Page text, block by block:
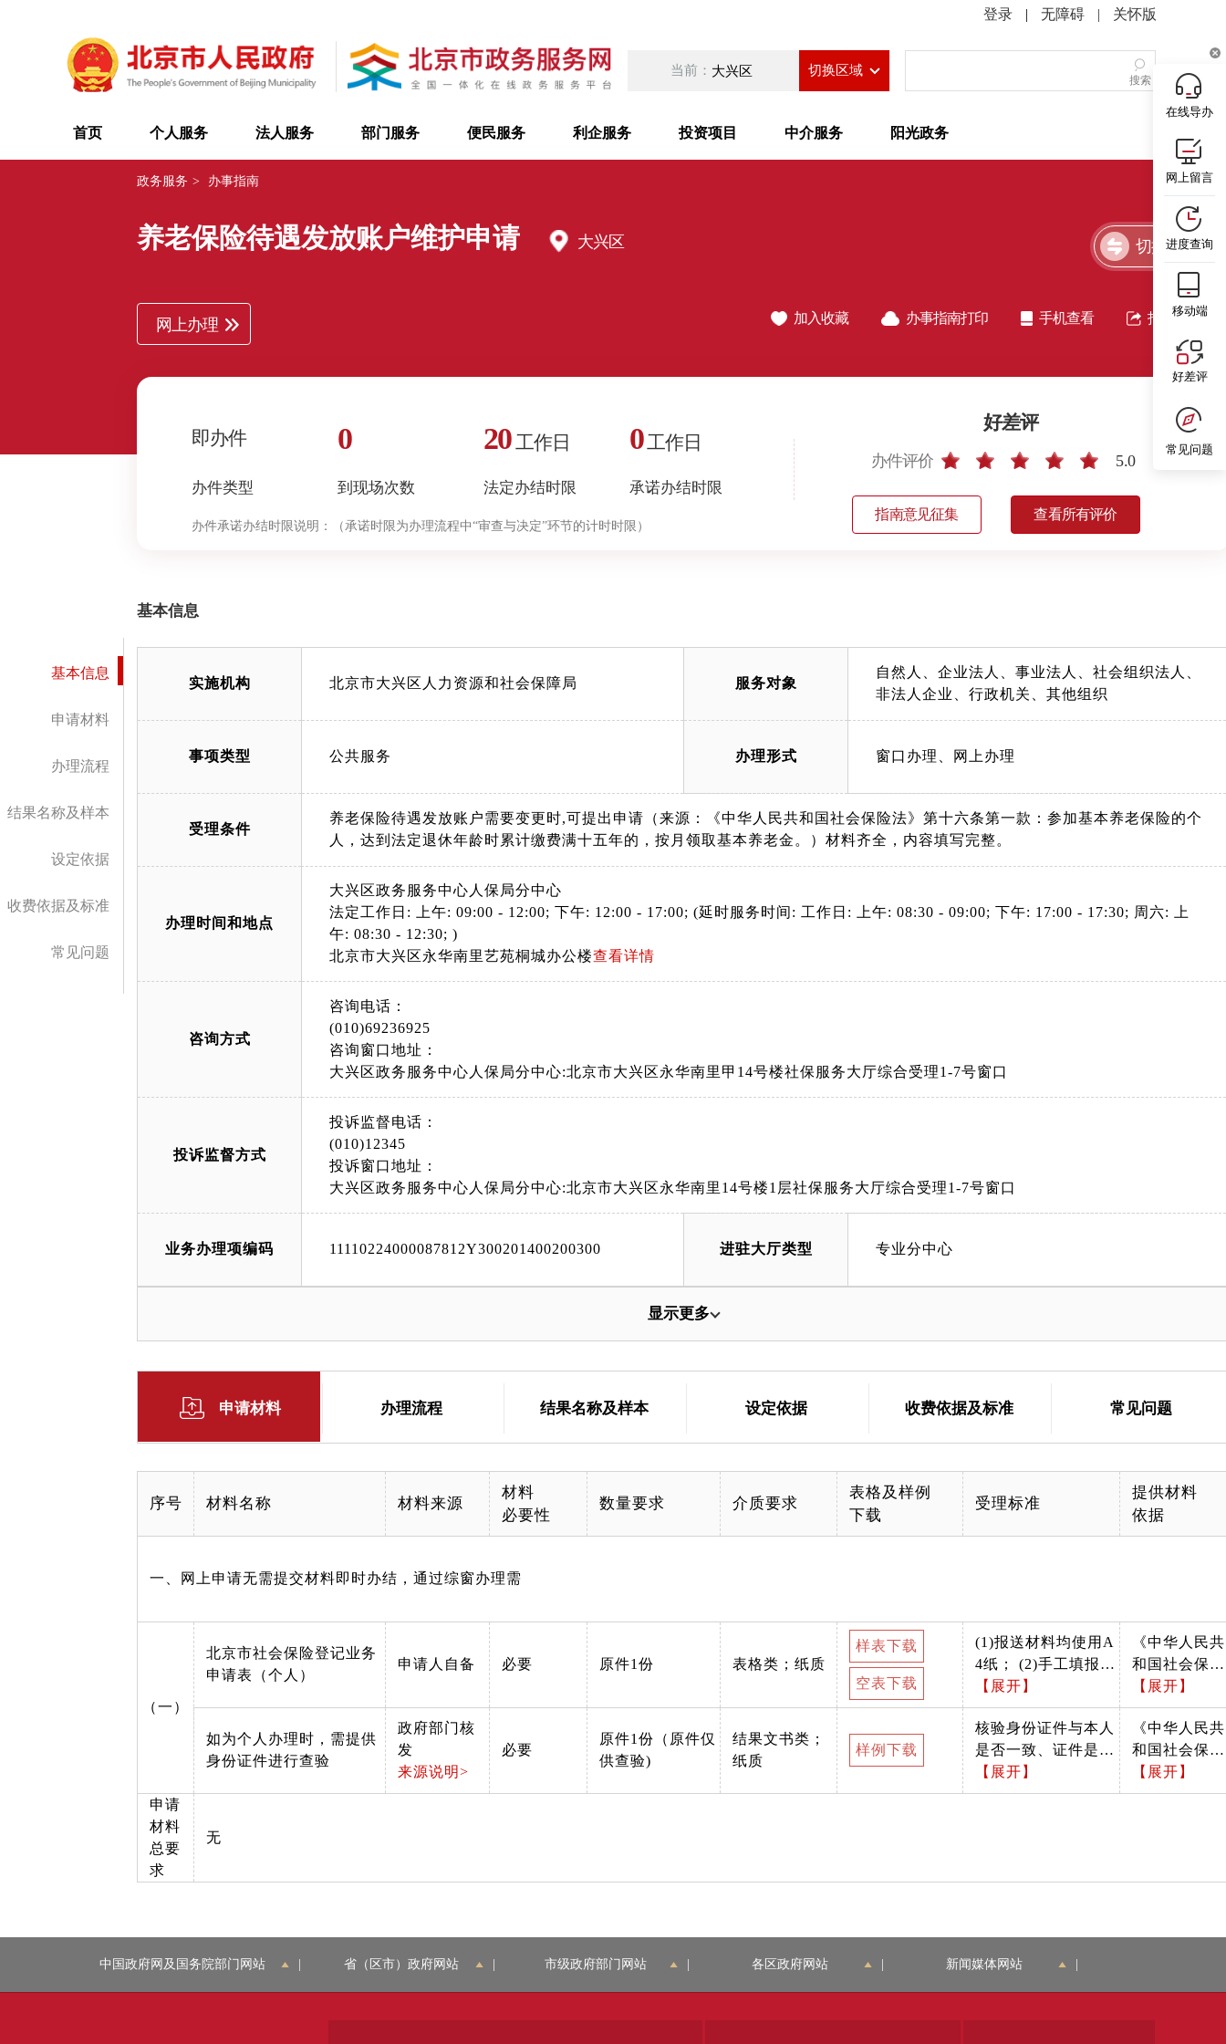
| 无障碍 | 关怀版
当前： 大兴区 切换区域
搜索
首页 个人服务 法人服务 部门服务 便民服务 利企服务 投资项目 中介服务 阳光政务
政务服务 > 办事指南
养老保险待遇发放账户维护申请 大兴区 切换简洁版
网上办理 加入收藏 办事指南打印 手机查看 指南分享
即办件
办件类型
0
到现场次数
20工作日
法定办结时限
0工作日
承诺办结时限
好差评
办件评价 5.0
指南意见征集 查看所有评价
办件承诺办结时限说明： （承诺时限为办理流程中“审查与决定”环节的计时时限）
基本信息
申请材料
办理流程
结果名称及样本
设定依据
收费依据及标准
常见问题
基本信息
实施机构 北京市大兴区人力资源和社会保障局 服务对象
自然人、企业法人、事业法人、社会组织法人、
非法人企业、行政机关、其他组织
事项类型 公共服务 办理形式 窗口办理、网上办理
受理条件
养老保险待遇发放账户需要变更时,可提出申请（来源：《中华人民共和国社会保险法》第十六条第一款：参加基本养老保险的个
人，达到法定退休年龄时累计缴费满十五年的，按月领取基本养老金。）材料齐全，内容填写完整。
办理时间和地点
大兴区政务服务中心人保局分中心
法定工作日: 上午: 09:00 - 12:00; 下午: 12:00 - 17:00; (延时服务时间: 工作日: 上午: 08:30 - 09:00; 下午: 17:00 - 17:30; 周六: 上
午: 08:30 - 12:30; )
北京市大兴区永华南里艺苑桐城办公楼查看详情
咨询方式
咨询电话：
(010)69236925
咨询窗口地址：
大兴区政务服务中心人保局分中心:北京市大兴区永华南里甲14号楼社保服务大厅综合受理1-7号窗口
投诉监督方式
投诉监督电话：
(010)12345
投诉窗口地址：
大兴区政务服务中心人保局分中心:北京市大兴区永华南里14号楼1层社保服务大厅综合受理1-7号窗口
业务办理项编码 11110224000087812Y300201400200300 进驻大厅类型 专业分中心
显示更多
申请材料 办理流程 结果名称及样本 设定依据 收费依据及标准 常见问题
序号 材料名称 材料来源
材料
必要性
数量要求 介质要求
表格及样例
下载
受理标准
提供材料
依据
一、网上申请无需提交材料即时办结，通过综窗办理需
（一）
北京市社会保险登记业务
申请表（个人）
申请人自备 必要 原件1份 表格类；纸质
样表下载
空表下载
(1)报送材料均使用A
4纸； (2)手工填报应
使用黑色签字笔填
写，报表上单位经办
人等签名字体应清晰
工整； (3)申报材料
所填写内容应准确无
误，内容无遗漏；
料是否按照办事指南
【展开】
《中华人民共
和国社会保险
法》第十六条
第一款：参加
基本养老保险
的个人，达到
法定退休年龄
时累计缴费满
【展开】
如为个人办理时，需提供
身份证件进行查验
政府部门核
发
来源说明>
必要
原件1份（原件仅
供查验)
结果文书类；
纸质
样例下载
核验身份证件与本人
是否一致、证件是否
在有效期内
【展开】
《中华人民共
和国社会保险
法》第十六条
第一款：参加
时累计缴费满
【展开】
申请
材料
总要
求
无
在线导办
网上留言
进度查询
移动端
好差评
常见问题
中国政府网及国务院部门网站 省（区市）政府网站 市级政府部门网站 各区政府网站 新闻媒体网站